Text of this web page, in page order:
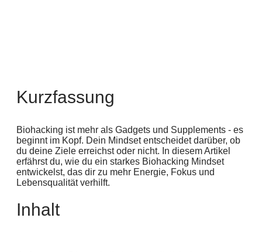
Kurzfassung
Biohacking ist mehr als Gadgets und Supplements - es
beginnt im Kopf. Dein Mindset entscheidet darüber, ob
du deine Ziele erreichst oder nicht. In diesem Artikel
erfährst du, wie du ein starkes Biohacking Mindset
entwickelst, das dir zu mehr Energie, Fokus und
Lebensqualität verhilft.
Inhalt